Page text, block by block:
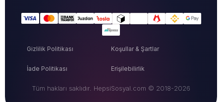
Tüm hakları saklıdır. HepsiSosyal.com © 2018-2026
Gizlilik Politikası Koşullar & Şartlar
İade Politikası Erişilebilirlik